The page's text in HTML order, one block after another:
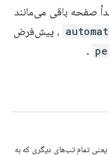
صفحه باقی می‌مانند
، پیش‌فرض
.
یعنی تمام تب‌های دیگری که به